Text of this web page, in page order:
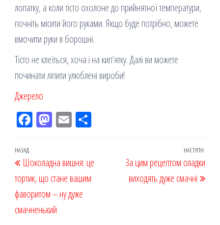
лопатку, а коли тісто охолоне до прийнятної температури,
почніть місити його руками. Якщо буде потрібно, можете
вмочити руки в борошні.
Тісто не клеїться, хоча і на кип’ятку. Далі ви можете
починати ліпити улюблені вироби!
Джерело
Fac
k
M
on
Em
ис
Навігація
записів
Попередній
запис
НАЗАД
Шоколадна вишня: це
тортик, що стане вашим
фаворитом – ну дуже
смачненький
НАСТУПН.
За цим рецептом оладки
виходять дуже смачні